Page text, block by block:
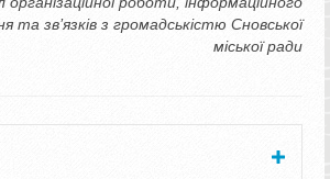
та зв’язків з громадськістю Сновської
міської ради